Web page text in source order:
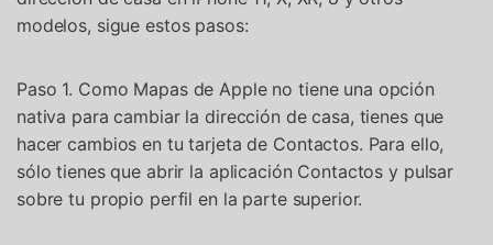
modelos, sigue estos pasos:
Paso 1. Como Mapas de Apple no tiene una opción
nativa para cambiar la dirección de casa, tienes que
hacer cambios en tu tarjeta de Contactos. Para ello,
sólo tienes que abrir la aplicación Contactos y pulsar
sobre tu propio perfil en la parte superior.